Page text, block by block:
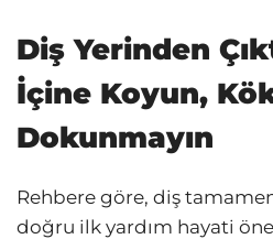
Diş Yerinden
İçine Koyun,
Dokunmayın
Rehbere göre, diş
doğru ilk yardım hayati